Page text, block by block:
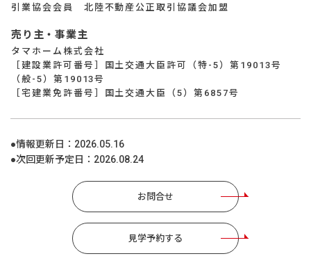
引業協会会員 北陸不動産公正取引協議会加盟
売り主・事業主
タマホーム株式会社
［建設業許可番号］国土交通大臣許可（特-5）第19013号
（般-5）第19013号
［宅建業免許番号］国土交通大臣（5）第6857号
●情報更新日： 2026.05.16
●次回更新予定日： 2026.08.24
お問合せ
見学予約する